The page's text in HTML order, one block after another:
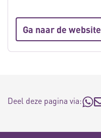
Ga naar de website
Deel deze pagina via: